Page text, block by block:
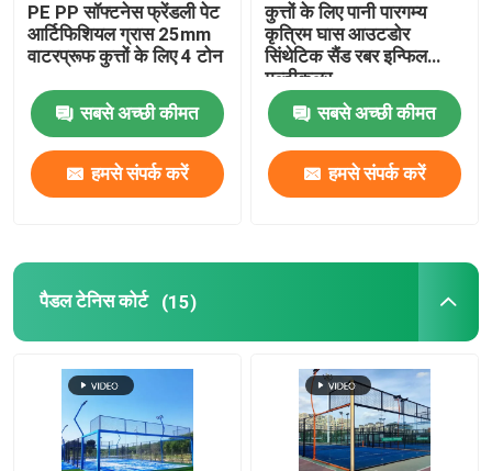
PE PP सॉफ्टनेस फ्रेंडली पेट
आर्टिफिशियल ग्रास 25mm
वाटरप्रूफ कुत्तों के लिए 4 टोन
सबसे अच्छी कीमत
हमसे संपर्क करें
कुत्तों के लिए पानी पारगम्य
कृत्रिम घास आउटडोर
सिंथेटिक सैंड रबर इन्फिल
मल्टीकलर
सबसे अच्छी कीमत
हमसे संपर्क करें
पैडल टेनिस कोर्ट (15)